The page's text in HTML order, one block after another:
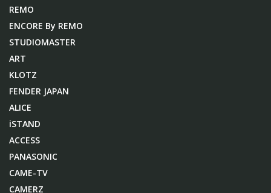
REMO
ENCORE By REMO
STUDIOMASTER
ART
KLOTZ
FENDER JAPAN
ALICE
iSTAND
ACCESS
PANASONIC
CAME-TV
CAMERZ